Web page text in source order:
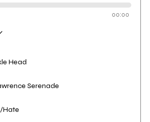
00:00
Head
Serenade
Hate